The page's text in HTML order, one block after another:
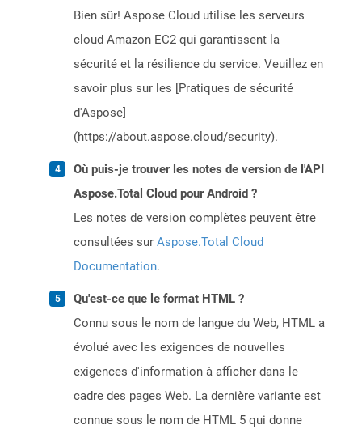
Bien sûr! Aspose Cloud utilise les serveurs
cloud Amazon EC2 qui garantissent la
sécurité et la résilience du service. Veuillez en
savoir plus sur les [Pratiques de sécurité
d'Aspose]
(https://about.aspose.cloud/security).
Où puis-je trouver les notes de version de l'API
Aspose.Total Cloud pour Android ?
Les notes de version complètes peuvent être
consultées sur Aspose.Total Cloud
Documentation.
Qu'est-ce que le format HTML ?
Connu sous le nom de langue du Web, HTML a
évolué avec les exigences de nouvelles
exigences d'information à afficher dans le
cadre des pages Web. La dernière variante est
connue sous le nom de HTML 5 qui donne